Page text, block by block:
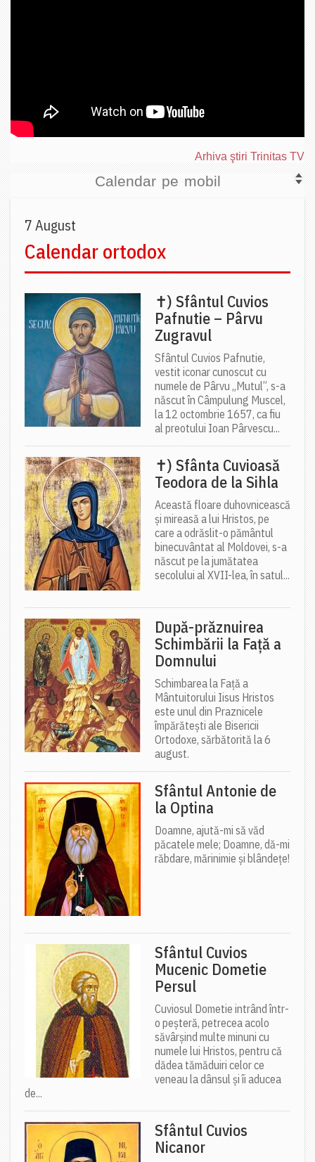
Arhiva ştiri Trinitas TV
Calendar pe mobil
7 August
Calendar ortodox
✝) Sfântul Cuvios
Pafnutie – Pârvu
Zugravul
Sfântul Cuvios Pafnutie,
vestit iconar cunoscut cu
numele de Pârvu „Mutul”, s-a
născut în Câmpulung Muscel,
la 12 octombrie 1657, ca fiu
al preotului Ioan Pârvescu...
✝) Sfânta Cuvioasă
Teodora de la Sihla
Această floare duhovnicească
și mireasă a lui Hristos, pe
care a odrăslit-o pământul
binecuvântat al Moldovei, s-a
născut pe la jumătatea
secolului al XVII-lea, în satul...
După-prăznuirea
Schimbării la Față a
Domnului
Schimbarea la Față a
Mântuitorului Iisus Hristos
este unul din Praznicele
împărătești ale Bisericii
Ortodoxe, sărbătorită la 6
august.
Sfântul Antonie de
la Optina
Doamne, ajută-mi să văd
păcatele mele; Doamne, dă-mi
răbdare, mărinimie şi blândeţe!
Sfântul Cuvios
Mucenic Dometie
Persul
Cuviosul Dometie intrând într-
o peșteră, petrecea acolo
săvârșind multe minuni cu
numele lui Hristos, pentru că
dădea tămăduiri celor ce
veneau la dânsul și îi aducea
de...
Sfântul Cuvios
Nicanor